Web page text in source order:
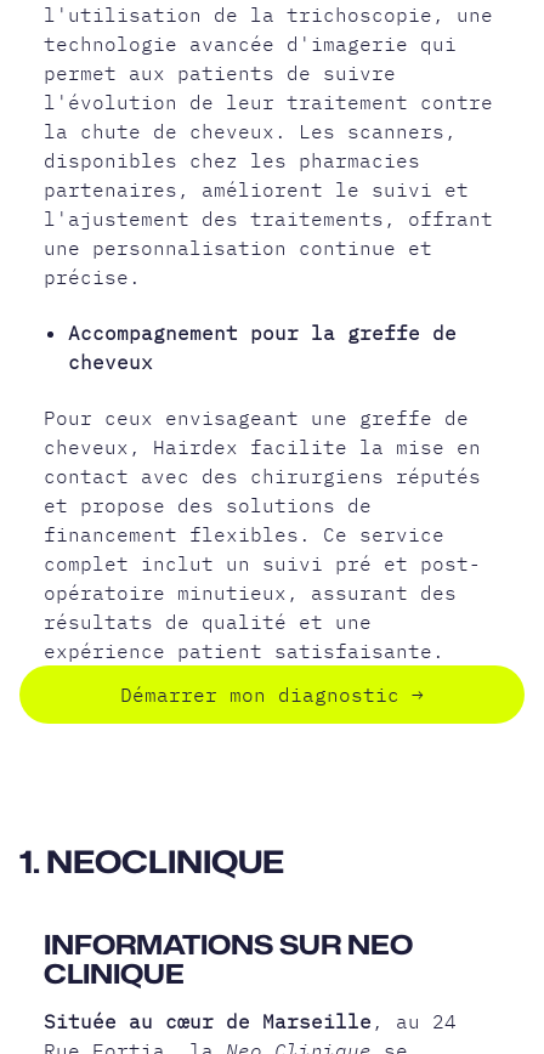
l'utilisation de la trichoscopie, une
technologie avancée d'imagerie qui
permet aux patients de suivre
l'évolution de leur traitement contre
la chute de cheveux. Les scanners,
disponibles chez les pharmacies
partenaires, améliorent le suivi et
l'ajustement des traitements, offrant
une personnalisation continue et
précise.
Accompagnement pour la greffe de
cheveux
Pour ceux envisageant une greffe de
cheveux, Hairdex facilite la mise en
contact avec des chirurgiens réputés
et propose des solutions de
financement flexibles. Ce service
complet inclut un suivi pré et post-
opératoire minutieux, assurant des
résultats de qualité et une
expérience patient satisfaisante.
Démarrer mon diagnostic →
1. NEOCLINIQUE
INFORMATIONS SUR NEO
CLINIQUE
Située au cœur de Marseille , au 24